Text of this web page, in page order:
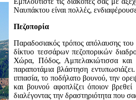
Ναυπάκτου είναι πολλές,
Πεζοπορία
Παραδοσιακός τρόπος απόλαυσης του
δίκτυο τεσσάρων πεζοπορικών
Χώρα, Πόδος, Αμπελακιώτισσα
παραποτάμια βλάστηση
ιππασία, το ποδήλατο βουνού, την
και βουνού αφοπλίζει όποιον
διαλέγοντας την δραστηριότητα που